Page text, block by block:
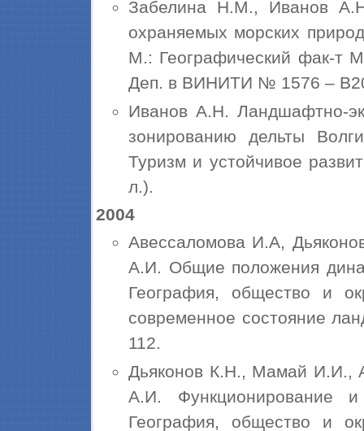
Забелина Н.М., Иванов
охраняемых морских
М.: Географический фак-т
Деп. в ВИНИТИ № 1576 –
Иванов А.Н. Ландшафтно-
зонированию дельты
Туризм и устойчивое
л.).
2004
Авессаломова И.А,
А.И. Общие положения
География, общество и
современное состояние
112.
Дьяконов К.Н., Мамай И.И.,
А.И. Функционирование
География, общество и